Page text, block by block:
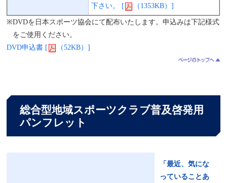
下さい。 [
（1353KB）]
※DVDを日本スポーツ協会にて配布いたします。申込みは下記様式
をご使用ください。
DVD申込書 [
（52KB）]
総合型地域スポーツクラブ普及啓発用
パンフレット
「最近、気にな
っていることあ